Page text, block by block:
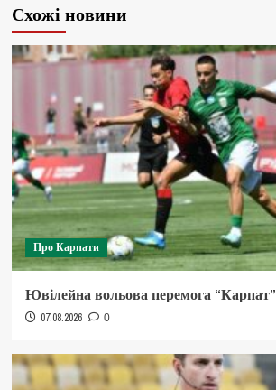
Схожі новини
Про Карпати
Ювілейна вольова перемога “Карпат”
07.08.2026 0